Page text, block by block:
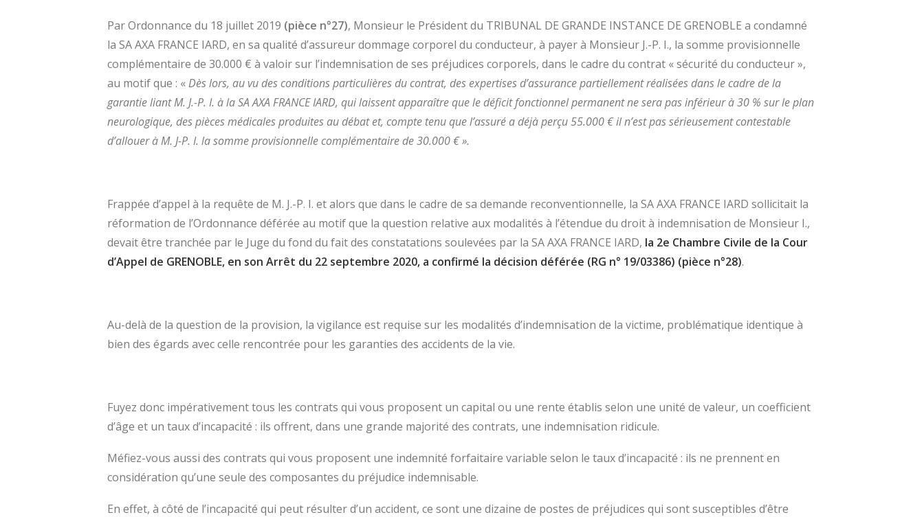
Par Ordonnance du 18 juillet 2019 (pièce n°27), Monsieur le Président du TRIBUNAL DE GRANDE INSTANCE DE GRENOBLE a condamné
la SA AXA FRANCE IARD, en sa qualité d’assureur dommage corporel du conducteur, à payer à Monsieur J.-P. I., la somme provisionnelle
complémentaire de 30.000 € à valoir sur l’indemnisation de ses préjudices corporels, dans le cadre du contrat « sécurité du conducteur »,
au motif que : «Dès lors, au vu des conditions particulières du contrat, des expertises d’assurance partiellement réalisées dans le cadre de la
garantie liant M. J.-P. I. à la SA AXA FRANCE IARD, qui laissent apparaître que le déficit fonctionnel permanent ne sera pas inférieur à 30 % sur le plan
neurologique, des pièces médicales produites au débat et, compte tenu que l’assuré a déjà perçu 55.000 € il n’est pas sérieusement contestable
d’allouer à M. J-P. I. la somme provisionnelle complémentaire de 30.000 € ».
Frappée d’appel à la requête de M. J.-P. I. et alors que dans le cadre de sa demande reconventionnelle, la SA AXA FRANCE IARD sollicitait la
réformation de l’Ordonnance déférée au motif que la question relative aux modalités à l’étendue du droit à indemnisation de Monsieur I.,
devait être tranchée par le Juge du fond du fait des constatations soulevées par la SA AXA FRANCE IARD, la 2e Chambre Civile de la Cour
d’Appel de GRENOBLE, en son Arrêt du 22 septembre 2020, a confirmé la décision déférée (RG n° 19/03386) (pièce n°28).
Au-delà de la question de la provision, la vigilance est requise sur les modalités d’indemnisation de la victime, problématique identique à
bien des égards avec celle rencontrée pour les garanties des accidents de la vie.
Fuyez donc impérativement tous les contrats qui vous proposent un capital ou une rente établis selon une unité de valeur, un coefficient
d’âge et un taux d’incapacité : ils offrent, dans une grande majorité des contrats, une indemnisation ridicule.
Méfiez-vous aussi des contrats qui vous proposent une indemnité forfaitaire variable selon le taux d’incapacité : ils ne prennent en
considération qu’une seule des composantes du préjudice indemnisable.
En effet, à côté de l’incapacité qui peut résulter d’un accident, ce sont une dizaine de postes de préjudices qui sont susceptibles d’être